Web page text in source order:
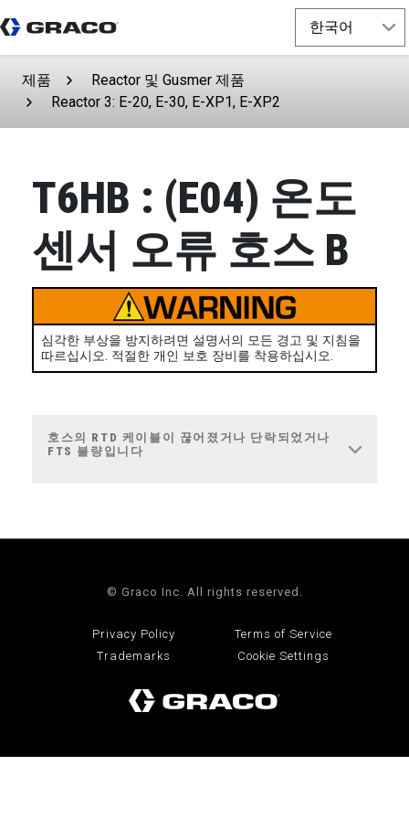
제품
Reactor 및 Gusmer 제품
Reactor 3: E-20, E-30, E-XP1, E-XP2
T6HB : (E04) 온도
센서 오류 호스 B
심각한 부상을 방지하려면 설명서의 모든 경고 및 지침을
따르십시오. 적절한 개인 보호 장비를 착용하십시오.
호스의 RTD 케이블이 끊어졌거나 단락되었거나
FTS 불량입니다
© Graco Inc. All rights reserved.
Privacy Policy
Terms of Service
Trademarks
Cookie Settings